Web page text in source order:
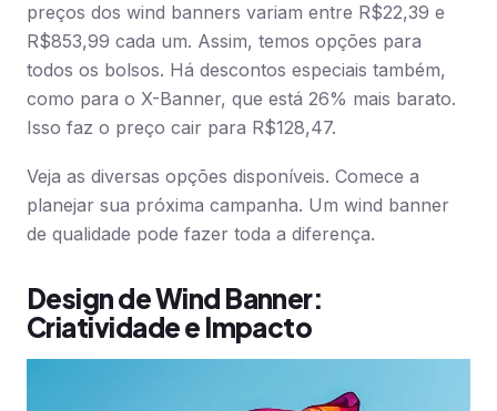
preços dos wind banners variam entre R$22,39 e
R$853,99 cada um. Assim, temos opções para
todos os bolsos. Há descontos especiais também,
como para o X-Banner, que está 26% mais barato.
Isso faz o preço cair para R$128,47.
Veja as diversas opções disponíveis. Comece a
planejar sua próxima campanha. Um wind banner
de qualidade pode fazer toda a diferença.
Design de Wind Banner:
Criatividade e Impacto